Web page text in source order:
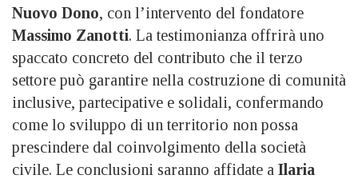
Nuovo Dono, con l’intervento del fondatore
Massimo Zanotti. La testimonianza offrirà uno
spaccato concreto del contributo che il terzo
settore può garantire nella costruzione di comunità
inclusive, partecipative e solidali, confermando
come lo sviluppo di un territorio non possa
prescindere dal coinvolgimento della società
civile. Le conclusioni saranno affidate a Ilaria